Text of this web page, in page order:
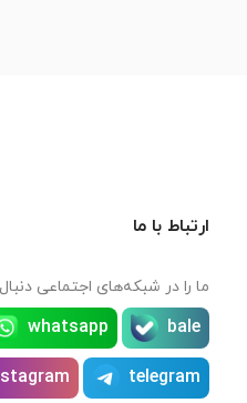
ارتباط با ما
ما را در شبکه‌های اجتماعی
bale
whatsapp
telegram